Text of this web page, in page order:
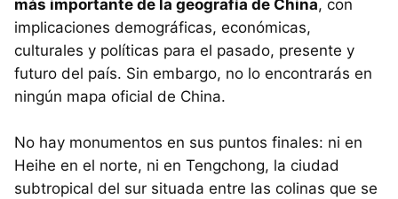
más importante de la geografía de China, con
implicaciones demográficas, económicas,
culturales y políticas para el pasado, presente y
futuro del país. Sin embargo, no lo encontrarás en
ningún mapa oficial de China.
No hay monumentos en sus puntos finales: ni en
Heihe en el norte, ni en Tengchong, la ciudad
subtropical del sur situada entre las colinas que se